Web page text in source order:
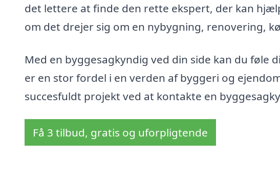
det lettere at finde den rette ekspert, der kan
om det drejer sig om en nybygning, renovering,
Med en byggesagkyndig ved din side kan du føle
er en stor fordel i en verden af byggeri og
succesfuldt projekt ved at kontakte en
Få 3 tilbud, gratis og uforpligtende